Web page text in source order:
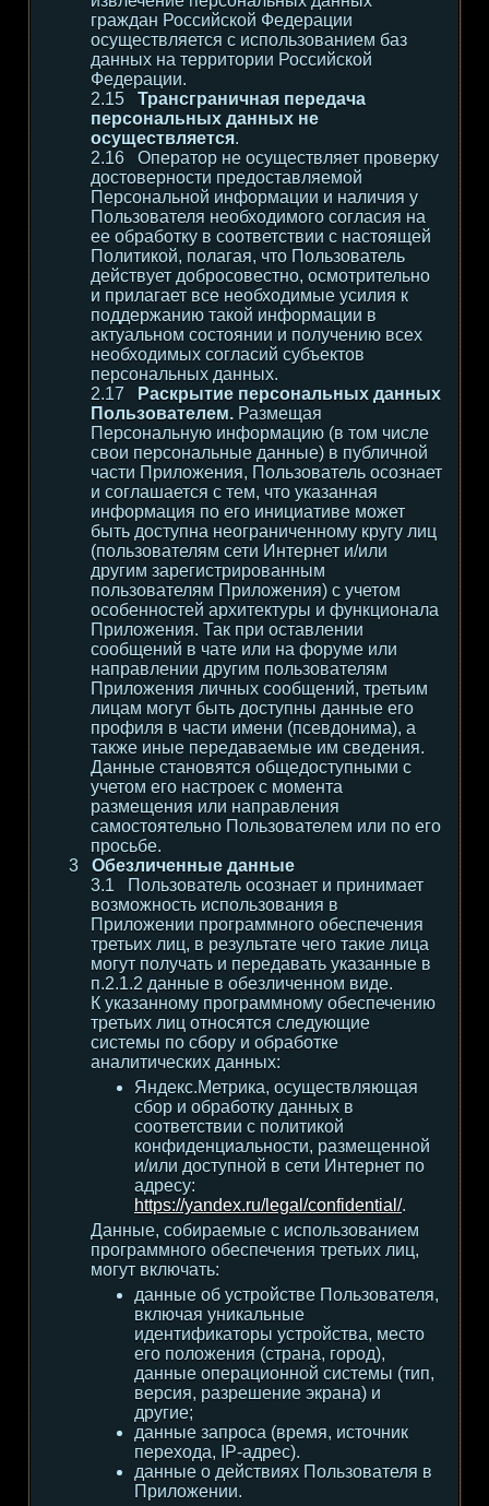
граждан Российской Федерации
осуществляется с использованием баз
данных на территории Российской
Федерации.
Трансграничная передача
персональных данных не
осуществляется.
Оператор не осуществляет проверку
достоверности предоставляемой
Персональной информации и наличия у
Пользователя необходимого согласия на
ее обработку в соответствии с настоящей
Политикой, полагая, что Пользователь
действует добросовестно, осмотрительно
и прилагает все необходимые усилия к
поддержанию такой информации в
актуальном состоянии и получению всех
необходимых согласий субъектов
персональных данных.
Раскрытие персональных данных
Пользователем. Размещая
Персональную информацию (в том числе
свои персональные данные) в публичной
части Приложения, Пользователь осознает
и соглашается с тем, что указанная
информация по его инициативе может
быть доступна неограниченному кругу лиц
(пользователям сети Интернет и/или
другим зарегистрированным
пользователям Приложения) с учетом
особенностей архитектуры и функционала
Приложения. Так при оставлении
сообщений в чате или на форуме или
направлении другим пользователям
Приложения личных сообщений, третьим
лицам могут быть доступны данные его
профиля в части имени (псевдонима), а
также иные передаваемые им сведения.
Данные становятся общедоступными с
учетом его настроек с момента
размещения или направления
самостоятельно Пользователем или по его
просьбе.
Обезличенные данные
Пользователь осознает и принимает
возможность использования в
Приложении программного обеспечения
третьих лиц, в результате чего такие лица
могут получать и передавать указанные в
п.2.1.2 данные в обезличенном виде.
К указанному программному обеспечению
третьих лиц относятся следующие
системы по сбору и обработке
аналитических данных:
Яндекс.Метрика, осуществляющая
сбор и обработку данных в
соответствии с политикой
конфиденциальности, размещенной
и/или доступной в сети Интернет по
адресу:
https://yandex.ru/legal/confidential/.
Данные, собираемые с использованием
программного обеспечения третьих лиц,
могут включать:
данные об устройстве Пользователя,
включая уникальные
идентификаторы устройства, место
его положения (страна, город),
данные операционной системы (тип,
версия, разрешение экрана) и
другие;
данные запроса (время, источник
перехода, IP-адрес).
данные о действиях Пользователя в
Приложении.